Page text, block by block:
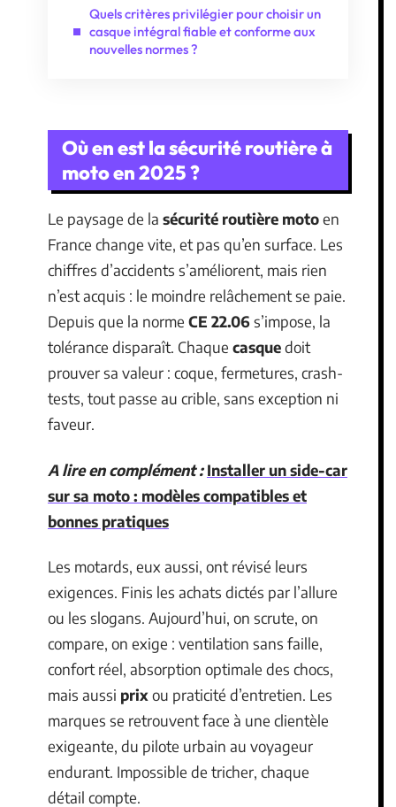
Quels critères privilégier pour choisir un
casque intégral fiable et conforme aux
nouvelles normes ?
Où en est la sécurité routière à
moto en 2025 ?
Le paysage de la sécurité routière motoen
France change vite, et pas qu’en surface. Les
chiffres d’accidents s’améliorent, mais rien
n’est acquis : le moindre relâchement se paie.
Depuis que la norme CE 22.06s’impose, la
tolérance disparaît. Chaque casquedoit
prouver sa valeur : coque, fermetures, crash-
tests, tout passe au crible, sans exception ni
faveur.
A lire en complément : Installer un side-car
sur sa moto : modèles compatibles et
bonnes pratiques
Les motards, eux aussi, ont révisé leurs
exigences. Finis les achats dictés par l’allure
ou les slogans. Aujourd’hui, on scrute, on
compare, on exige : ventilation sans faille,
confort réel, absorption optimale des chocs,
mais aussi prixou praticité d’entretien. Les
marques se retrouvent face à une clientèle
exigeante, du pilote urbain au voyageur
endurant. Impossible de tricher, chaque
détail compte.